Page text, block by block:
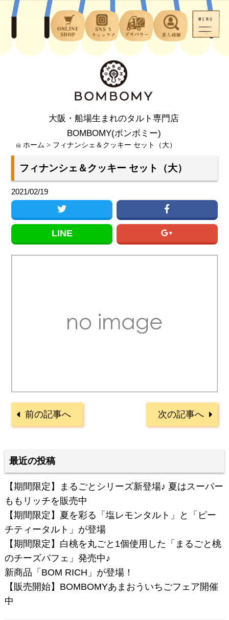
大阪・船場生まれのタルト専門店
BOMBOMY(ボンボミー)
ホーム > フィナンシェ＆クッキー セット（大）
フィナンシェ＆クッキー セット（大）
2021/02/19
LINE
前の記事へ 次の記事へ
最近の投稿
【期間限定】まるごとシリーズ新登場♪ 夏はスーパー
ももリッチを販売中
【期間限定】夏を彩る「塩レモンタルト」と「ピー
チティータルト」が登場
【期間限定】白桃を丸ごと1個使用した「まるごと桃
のチーズパフェ」発売中♪
新商品「BOM RICH」が登場！
【販売開始】BOMBOMYあまおういちごフェア開催
中